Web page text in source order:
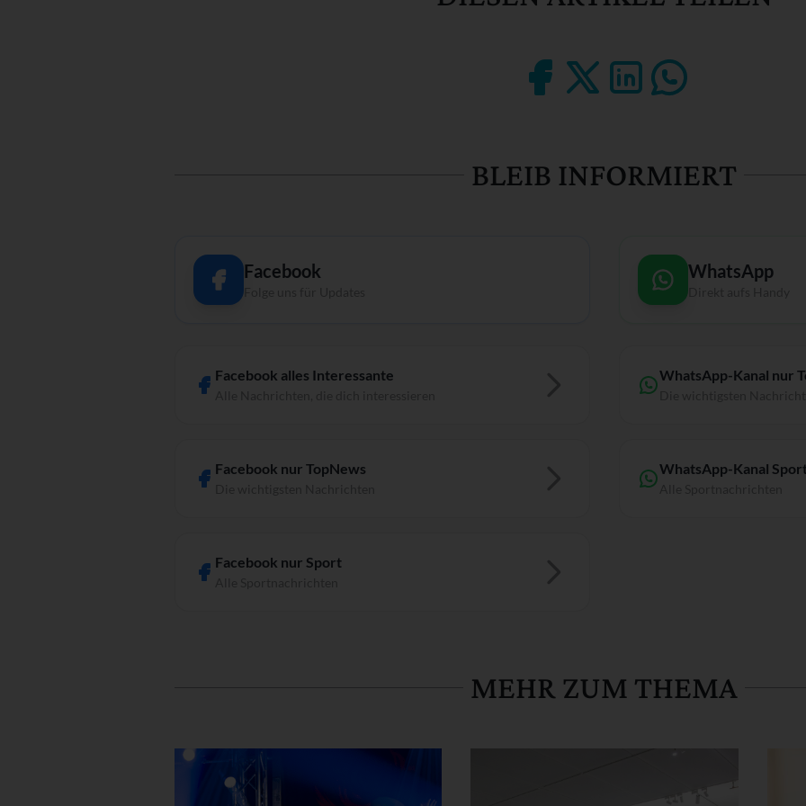
BLEIB INFORMIERT
Facebook
Folge uns für Updates
Facebook alles Interessante
Facebook nur TopNews
Facebook nur Sport
WhatsApp
Direkt aufs Handy
WhatsApp-Kanal nur
WhatsApp-Kanal
MEHR ZUM THEMA